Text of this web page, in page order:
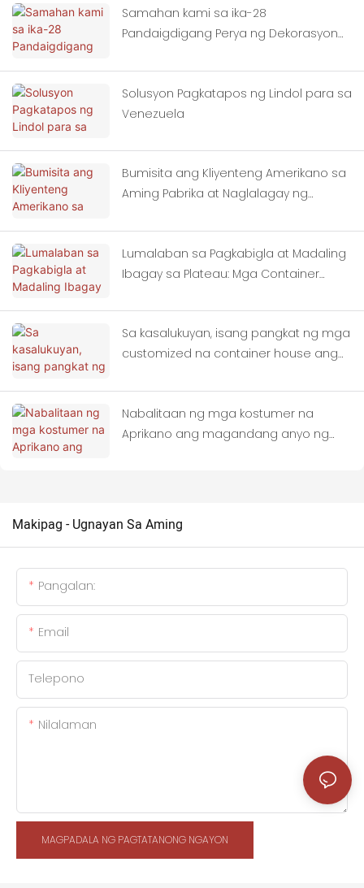
Samahan kami sa ika-28
Pandaigdigang Perya ng Dekorasyon
Solusyon Pagkatapos ng Lindol para sa
Venezuela
Bumisita ang Kliyenteng Amerikano sa
Aming Pabrika at Naglalagay ng
Container House
Lumalaban sa Pagkabigla at Madaling
Ibagay sa Plateau: Mga Container
sa mga Lugar na Tinamaan ng Lindol
Sa kasalukuyan, isang pangkat ng mga
customized na container house ang
naglayag patungong Thailand.
Nabalitaan ng mga kostumer na
Aprikano ang magandang anyo ng
Makipag - Ugnayan Sa Aming
Pangalan:
Email
Telepono
Nilalaman
MAGPADALA NG PAGTATANONG NGAYON